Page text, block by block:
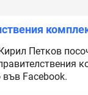
Петков
Facebook.